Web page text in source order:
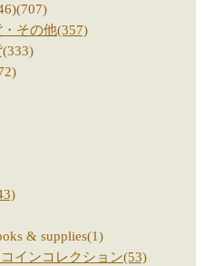
その他(357)
& supplies(1)
インコレクション(53)